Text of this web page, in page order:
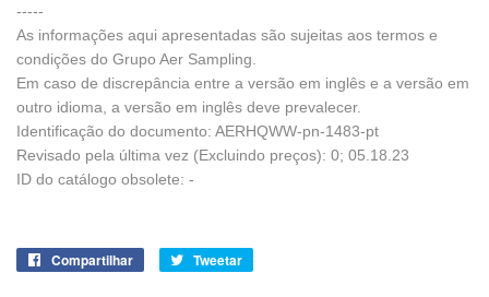
-----
As informações aqui apresentadas são sujeitas aos termos e
condições do Grupo Aer Sampling.
Em caso de discrepância entre a versão em inglês e a versão em
outro idioma, a versão em inglês deve prevalecer.
Identificação do documento: AERHQWW-pn-1483-pt
Revisado pela última vez (Excluindo preços): 0; 05.18.23
ID do catálogo obsolete: -
Compartilhar
CompartilheTweetar